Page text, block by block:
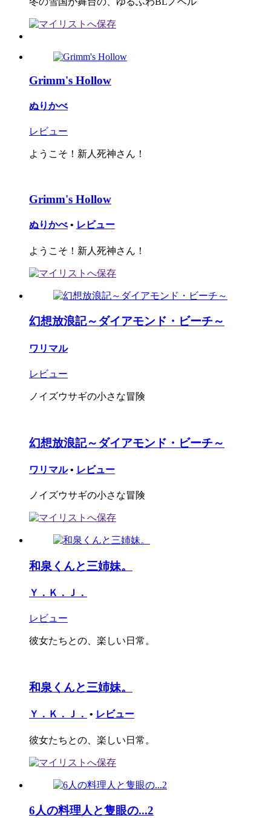
Grimm's Hollow
ぬりかべ
レビュー
ようこそ！新人死神さん！
Grimm's Hollow
ぬりかべ • レビュー
ようこそ！新人死神さん！
幻想放浪記～ダイアモンド・ビーチ～
ワリマル
レビュー
ノイズウサギの小さな冒険
幻想放浪記～ダイアモンド・ビーチ～
ワリマル • レビュー
ノイズウサギの小さな冒険
和泉くんと三姉妹。
Ｙ．Ｋ．Ｊ．
レビュー
彼女たちとの、楽しい日常。
和泉くんと三姉妹。
Ｙ．Ｋ．Ｊ． • レビュー
彼女たちとの、楽しい日常。
6人の料理人と隻眼の...2